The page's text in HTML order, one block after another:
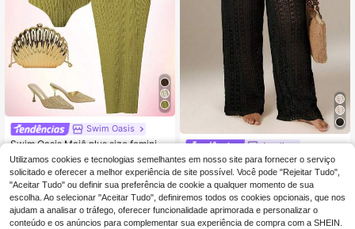
Swim Oasis
Swim Oasis Maiô plus size feminino
simples para uso diário no verão, co
m saia de saída de praia.
36 Left
30,14€
Auralis
Auralis Fato de banho feminino plus
size de cor lisa com cintura vazada
e laço, conjunto de cobertura e calç
as
21
Utilizamos cookies e tecnologias semelhantes em nosso site para fornecer o serviço
solicitado e oferecer a melhor experiência de site possível. Você pode "Rejeitar Tudo",
"Aceitar Tudo" ou definir sua preferência de cookie a qualquer momento de sua
escolha. Ao selecionar "Aceitar Tudo", definiremos todos os cookies opcionais, que nos
ajudam a analisar o tráfego, oferecer funcionalidade aprimorada e personalizar o
conteúdo e os anúncios para complementar sua experiência de compra com a SHEIN.